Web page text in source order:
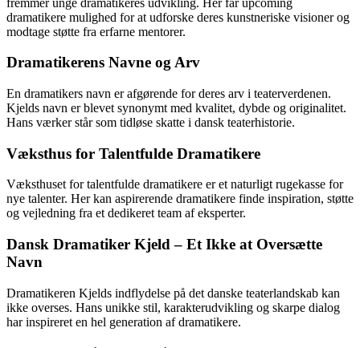
dramatikere mulighed for at udforske deres kunstneriske visioner og
modtage støtte fra erfarne mentorer.
Dramatikerens Navne og Arv
En dramatikers navn er afgørende for deres arv i teaterverdenen.
Kjelds navn er blevet synonymt med kvalitet, dybde og originalitet.
Hans værker står som tidløse skatte i dansk teaterhistorie.
Væksthus for Talentfulde Dramatikere
Væksthuset for talentfulde dramatikere er et naturligt rugekasse for
nye talenter. Her kan aspirerende dramatikere finde inspiration, støtte
og vejledning fra et dedikeret team af eksperter.
Dansk Dramatiker Kjeld – Et Ikke at Oversætte
Navn
Dramatikeren Kjelds indflydelse på det danske teaterlandskab kan
ikke overses. Hans unikke stil, karakterudvikling og skarpe dialog
har inspireret en hel generation af dramatikere.